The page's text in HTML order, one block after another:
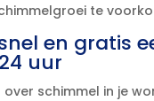
te
en gratis
uur
schimmel in je